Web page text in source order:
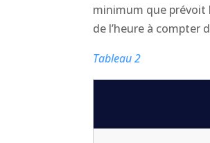
minimum que prévoit
de l’heure à compter
Tableau 2